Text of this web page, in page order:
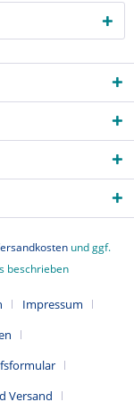
und ggf.
beschrieben
Impressum
Versand